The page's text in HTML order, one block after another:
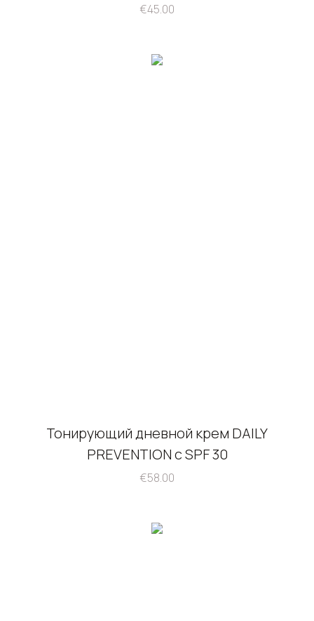
€45.00
Тонирующий дневной крем DAILY
PREVENTION с SPF 30
€58.00